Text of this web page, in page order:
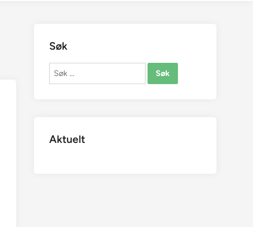
Søk
Søk
Aktuelt